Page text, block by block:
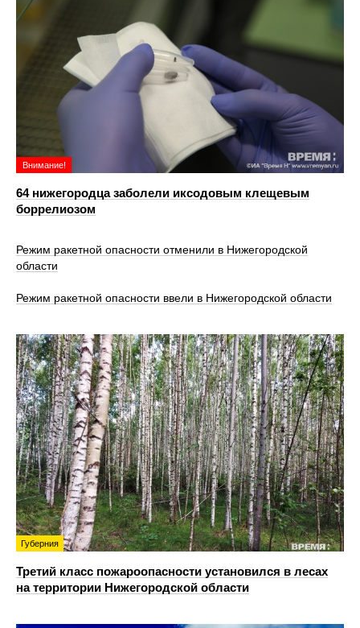
Внимание!
64 нижегородца заболели иксодовым клещевым
боррелиозом
Режим ракетной опасности отменили в Нижегородской
области
Режим ракетной опасности ввели в Нижегородской области
Губерния
Третий класс пожароопасности установился в лесах
на территории Нижегородской области